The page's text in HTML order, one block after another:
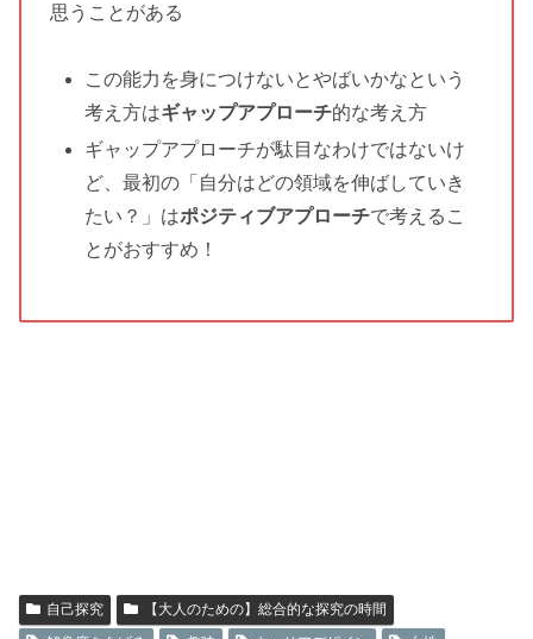
思うことがある
この能力を身につけないとやばいかなという
考え方はギャップアプローチ的な考え方
ギャップアプローチが駄目なわけではないけ
ど、最初の「自分はどの領域を伸ばしていき
たい？」はポジティブアプローチで考えるこ
とがおすすめ！
自己探究
【大人のための】総合的な探究の時間